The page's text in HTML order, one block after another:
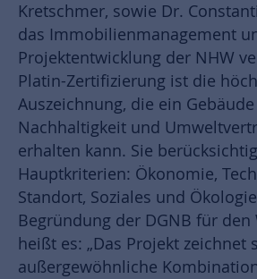
Kretschmer, sowie Dr.
das Immobilienmanagement
Projektentwicklung der NHW
Platin-Zertifizierung ist die
Auszeichnung, die ein
Nachhaltigkeit und
erhalten kann. Sie
Hauptkriterien: Ökonomie,
Standort, Soziales und
Begründung der DGNB für
heißt es: „Das Projekt zeichnet
außergewöhnliche